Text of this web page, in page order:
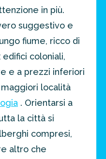
in più.
suggestivo e
fiume, ricco di
coloniali,
e a prezzi inferiori
località
. Orientarsi a
la città si
compresi,
altro che